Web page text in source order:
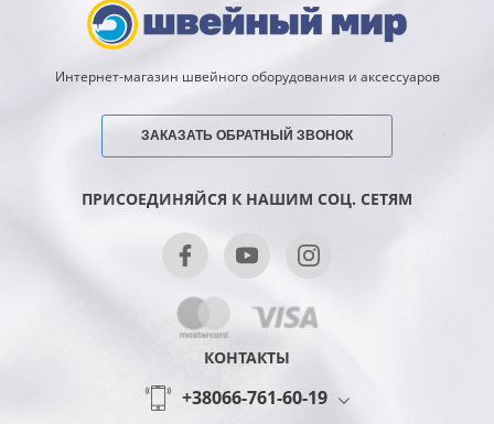
Интернет-магазин швейного оборудования и аксессуаров
ЗАКАЗАТЬ ОБРАТНЫЙ ЗВОНОК
ПРИСОЕДИНЯЙСЯ К НАШИМ СОЦ. СЕТЯМ
КОНТАКТЫ
+38066-761-60-19